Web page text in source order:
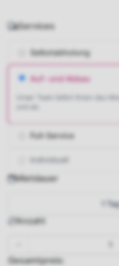
Services
Selbstabholung
Auf- und Abbau
Unser Team liefert Ihnen das
Full-Service
Individuell
Mietdauer
1
Anzahl
Gesamtpreis: